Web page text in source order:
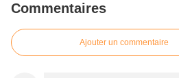
Commentaires
Ajouter un commentaire